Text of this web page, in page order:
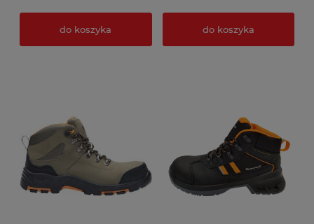
do koszyka do koszyka